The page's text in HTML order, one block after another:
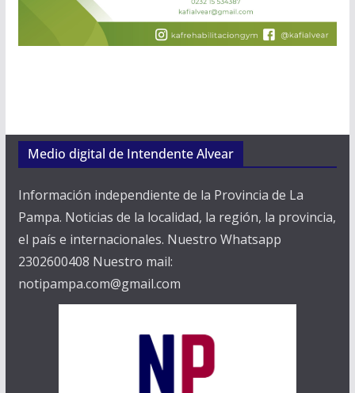
Medio digital de Intendente Alvear
Información independiente de la Provincia de La
Pampa. Noticias de la localidad, la región, la provincia,
el país e internacionales. Nuestro Whatsapp
2302600408 Nuestro mail:
notipampa.com@gmail.com